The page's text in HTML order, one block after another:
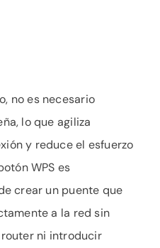
no es necesario
lo que agiliza
y reduce el esfuerzo
WPS es
crear un puente que
a la red sin
ni introducir